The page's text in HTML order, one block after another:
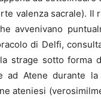
valenza sacrale). Il
avvenivano
di Delfi,
strage sotto forma
ad Atene durante
ateniesi